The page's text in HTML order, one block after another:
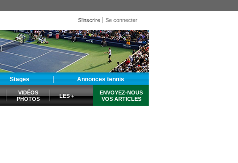
S'inscrire Se connecter
Stages Annonces tennis
VIDÉOS
PHOTOS
LES +
ENVOYEZ-NOUS
VOS ARTICLES